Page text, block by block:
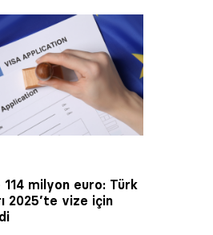
114 milyon euro: Türk
2025’te vize için